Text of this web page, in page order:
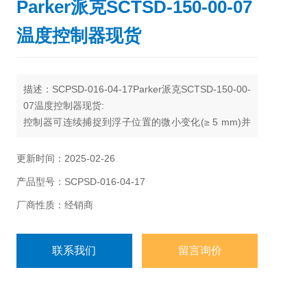
Parker派克SCTSD-150-00-07
温度控制器现货
描述：SCPSD-016-04-17Parker派克SCTSD-150-00-
07温度控制器现货:
控制器可连续捕捉到浮子位置的微小变化(≥ 5 mm)并
行连续记录，某些机械开关“反应缓慢"的危险就被消除
高。由于可以选择百分比显示（ %），读取液位时就
可以不考虑油箱形状而直接读取。
更新时间：2025-02-26
产品型号：SCPSD-016-04-17
厂商性质：经销商
联系我们 留言询价